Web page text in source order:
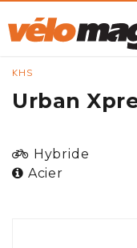
KHS
Urban
Hybride
Acier